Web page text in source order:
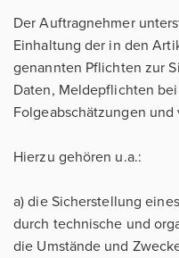
Der Auftragnehmer
Einhaltung der in den
genannten Pflichten zur
Daten, Meldepflichten
Folgeabschätzungen
Hierzu gehören u.a.:
a) die Sicherstellung
durch technische und
die Umstände und